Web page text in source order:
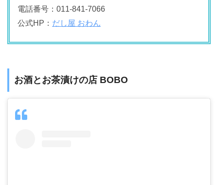
電話番号：011-841-7066
公式HP： だし屋 おわん
お酒とお茶漬けの店 BOBO